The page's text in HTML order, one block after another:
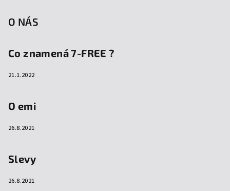
O NÁS
Co znamená 7-FREE ?
21.1.2022
O emi
26.8.2021
Slevy
26.8.2021